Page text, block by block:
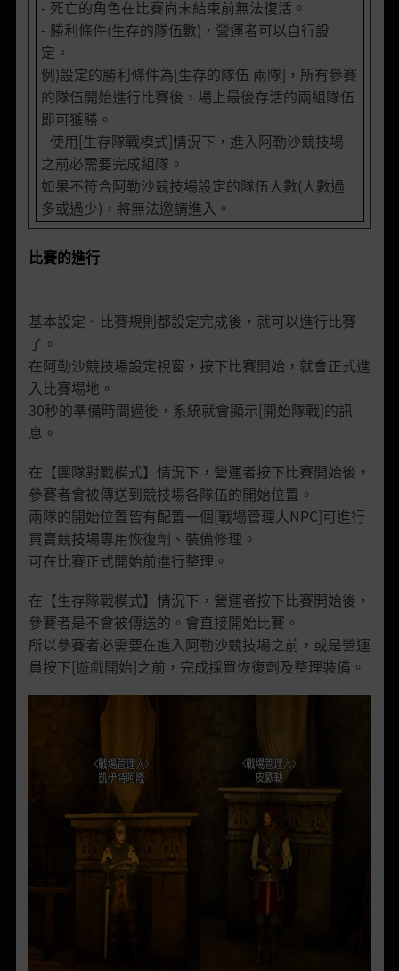
- 死亡的角色在比賽尚未結束前無法復活。
- 勝利條件(生存的隊伍數)，營運者可以自行設
定。
例)設定的勝利條件為[生存的隊伍 兩隊]，所有參賽
的隊伍開始進行比賽後，場上最後存活的兩組隊伍
即可獲勝。
- 使用[生存隊戰模式]情況下，進入阿勒沙競技場
之前必需要完成組隊。
如果不符合阿勒沙競技場設定的隊伍人數(人數過
多或過少)，將無法邀請進入。
比賽的進行
基本設定、比賽規則都設定完成後，就可以進行比賽
了。
在阿勒沙競技場設定視窗，按下比賽開始，就會正式進
入比賽場地。
30秒的準備時間過後，系統就會顯示[開始隊戰]的訊
息。
在【團隊對戰模式】情況下，營運者按下比賽開始後，
參賽者會被傳送到競技場各隊伍的開始位置。
兩隊的開始位置皆有配置一個[戰場管理人NPC]可進行
買賣競技場專用恢復劑、裝備修理。
可在比賽正式開始前進行整理。
在【生存隊戰模式】情況下，營運者按下比賽開始後，
參賽者是不會被傳送的。會直接開始比賽。
所以參賽者必需要在進入阿勒沙競技場之前，或是營運
員按下[遊戲開始]之前，完成採買恢復劑及整理裝備。